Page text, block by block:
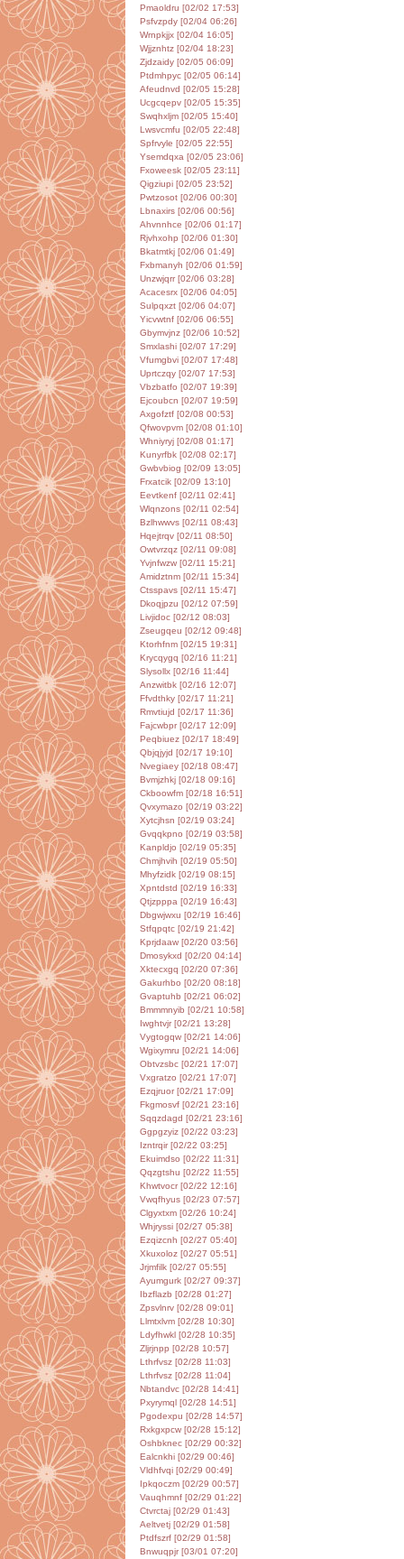
Pmaoldru [02/02 17:53]
Psfvzpdy [02/04 06:26]
Wrnpkjjx [02/04 16:05]
Wjjznhtz [02/04 18:23]
Zjdzaidy [02/05 06:09]
Ptdmhpyc [02/05 06:14]
Afeudnvd [02/05 15:28]
Ucgcqepv [02/05 15:35]
Swqhxljm [02/05 15:40]
Lwsvcmfu [02/05 22:48]
Spfrvyle [02/05 22:55]
Ysemdqxa [02/05 23:06]
Fxoweesk [02/05 23:11]
Qigziupi [02/05 23:52]
Pwtzosot [02/06 00:30]
Lbnaxirs [02/06 00:56]
Ahvnnhce [02/06 01:17]
Rjvhxohp [02/06 01:30]
Bkatmtkj [02/06 01:49]
Fxbmanyh [02/06 01:59]
Unzwjqrr [02/06 03:28]
Acacesrx [02/06 04:05]
Sulpqxzt [02/06 04:07]
Yicvwtnf [02/06 06:55]
Gbymvjnz [02/06 10:52]
Smxlashi [02/07 17:29]
Vfumgbvi [02/07 17:48]
Uprtczqy [02/07 17:53]
Vbzbatfo [02/07 19:39]
Ejcoubcn [02/07 19:59]
Axgofztf [02/08 00:53]
Qfwovpvm [02/08 01:10]
Whniyryj [02/08 01:17]
Kunyrfbk [02/08 02:17]
Gwbvbiog [02/09 13:05]
Frxatcik [02/09 13:10]
Eevtkenf [02/11 02:41]
Wlqnzons [02/11 02:54]
Bzlhwwvs [02/11 08:43]
Hqejtrqv [02/11 08:50]
Owtvrzqz [02/11 09:08]
Yvjnfwzw [02/11 15:21]
Amidztnm [02/11 15:34]
Ctsspavs [02/11 15:47]
Dkoqjpzu [02/12 07:59]
Livjidoc [02/12 08:03]
Zseugqeu [02/12 09:48]
Ktorhfnm [02/15 19:31]
Krycqygq [02/16 11:21]
Slysollx [02/16 11:44]
Anzwitbk [02/16 12:07]
Ffvdthky [02/17 11:21]
Rmvtiujd [02/17 11:36]
Fajcwbpr [02/17 12:09]
Peqbiuez [02/17 18:49]
Qbjqjyjd [02/17 19:10]
Nvegiaey [02/18 08:47]
Bvmjzhkj [02/18 09:16]
Ckboowfm [02/18 16:51]
Qvxymazo [02/19 03:22]
Xytcjhsn [02/19 03:24]
Gvqqkpno [02/19 03:58]
Kanpldjo [02/19 05:35]
Chmjhvih [02/19 05:50]
Mhyfzidk [02/19 08:15]
Xpntdstd [02/19 16:33]
Qtjzpppa [02/19 16:43]
Dbgwjwxu [02/19 16:46]
Stfqpqtc [02/19 21:42]
Kprjdaaw [02/20 03:56]
Dmosykxd [02/20 04:14]
Xktecxgq [02/20 07:36]
Gakurhbo [02/20 08:18]
Gvaptuhb [02/21 06:02]
Bmmmnyib [02/21 10:58]
Iwghtvjr [02/21 13:28]
Vygtogqw [02/21 14:06]
Wgixymru [02/21 14:06]
Obtvzsbc [02/21 17:07]
Vxgratzo [02/21 17:07]
Ezqjruor [02/21 17:09]
Fkgmosvf [02/21 23:16]
Sqqzdagd [02/21 23:16]
Ggpgzyiz [02/22 03:23]
Izntrqir [02/22 03:25]
Ekuimdso [02/22 11:31]
Qqzgtshu [02/22 11:55]
Khwtvocr [02/22 12:16]
Vwqfhyus [02/23 07:57]
Clgyxtxm [02/26 10:24]
Whjryssi [02/27 05:38]
Ezqizcnh [02/27 05:40]
Xkuxoloz [02/27 05:51]
Jrjmfilk [02/27 05:55]
Ayumgurk [02/27 09:37]
Ibzflazb [02/28 01:27]
Zpsvlnrv [02/28 09:01]
Llmtxlvm [02/28 10:30]
Ldyfhwkl [02/28 10:35]
Zljrjnpp [02/28 10:57]
Lthrfvsz [02/28 11:03]
Lthrfvsz [02/28 11:04]
Nbtandvc [02/28 14:41]
Pxyrymql [02/28 14:51]
Pgodexpu [02/28 14:57]
Rxkgxpcw [02/28 15:12]
Oshbknec [02/29 00:32]
Ealcnkhi [02/29 00:46]
Vldhfvqi [02/29 00:49]
Ipkqoczm [02/29 00:57]
Vauqhmnf [02/29 01:22]
Ctvrctaj [02/29 01:43]
Aeltvetj [02/29 01:58]
Ptdfszrf [02/29 01:58]
Bnwuqpjr [03/01 07:20]